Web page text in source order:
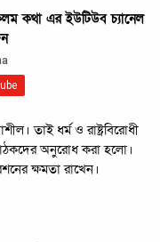
কথা এর ইউটিউব চ্যানেল
তাই ধর্ম ও রাষ্ট্রবিরোধী
অনুরোধ করা হলো।
ক্ষমতা রাখেন।